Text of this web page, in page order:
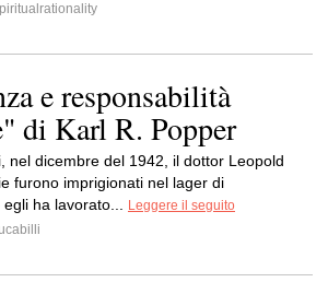
e responsabilità
di Karl R. Popper
nel dicembre del 1942, il dottor Leopold
furono imprigionati nel lager di
ha lavorato...
Leggere il seguito